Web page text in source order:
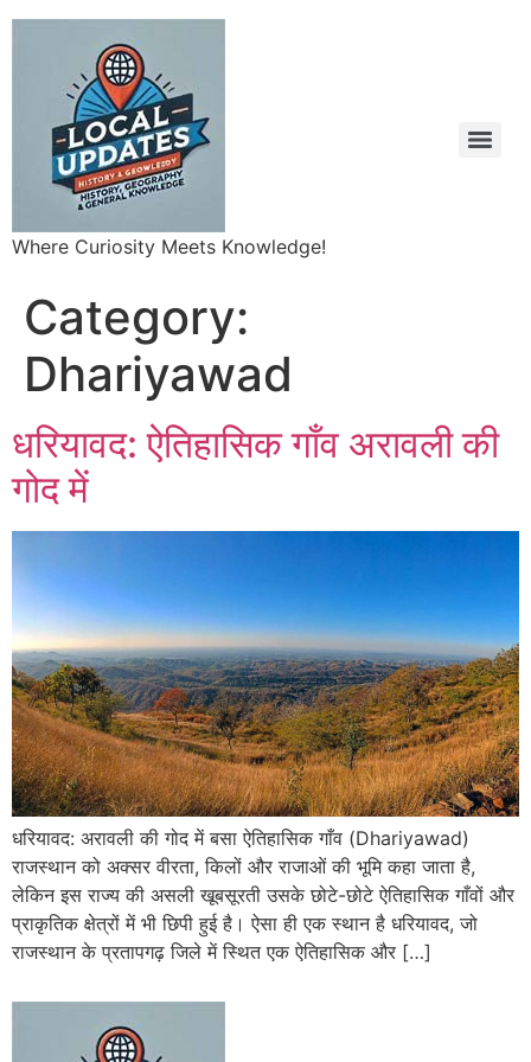
Where Curiosity Meets Knowledge!
Category:
Dhariyawad
धरियावद: ऐतिहासिक गाँव अरावली की
गोद में
धरियावद: अरावली की गोद में बसा ऐतिहासिक गाँव (Dhariyawad)
राजस्थान को अक्सर वीरता, किलों और राजाओं की भूमि कहा जाता है,
लेकिन इस राज्य की असली खूबसूरती उसके छोटे-छोटे ऐतिहासिक गाँवों और
प्राकृतिक क्षेत्रों में भी छिपी हुई है। ऐसा ही एक स्थान है धरियावद, जो
राजस्थान के प्रतापगढ़ जिले में स्थित एक ऐतिहासिक और […]